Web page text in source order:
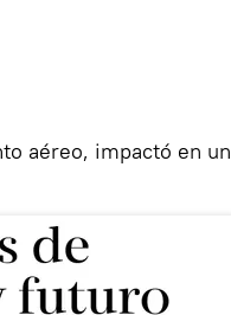
aéreo, impactó en un